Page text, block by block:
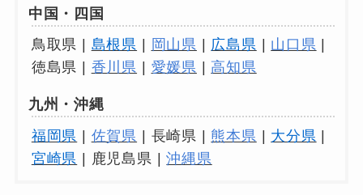
中国・四国
鳥取県 | 島根県 岡山県 広島県 山口県
徳島県 | 香川県 愛媛県 高知県
九州・沖縄
福岡県
佐賀県 | 長崎県 | 熊本県 大分県
宮崎県 | 鹿児島県 |沖縄県